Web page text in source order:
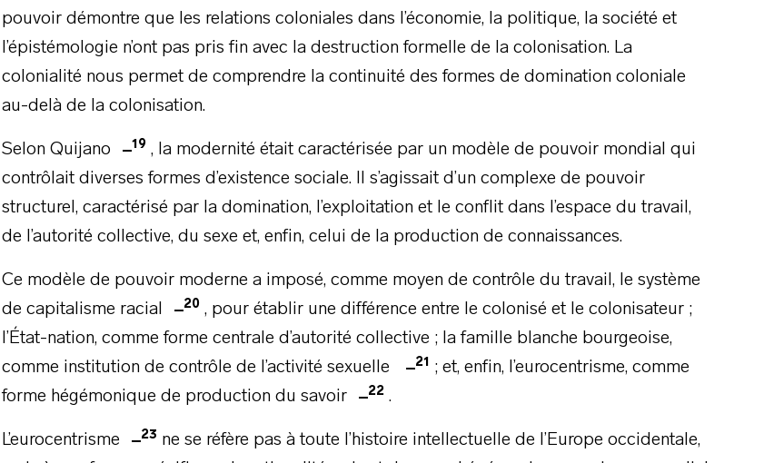
pouvoir démontre que les relations coloniales dans l’économie, la politique, la société et
l’épistémologie n’ont pas pris fin avec la destruction formelle de la colonisation. La
colonialité nous permet de comprendre la continuité des formes de domination coloniale
au-delà de la colonisation.
Selon Quijano 19 , la modernité était caractérisée par un modèle de pouvoir mondial qui
contrôlait diverses formes d’existence sociale. Il s’agissait d’un complexe de pouvoir
structurel, caractérisé par la domination, l’exploitation et le conflit dans l’espace du travail,
de l’autorité collective, du sexe et, enfin, celui de la production de connaissances.
Ce modèle de pouvoir moderne a imposé, comme moyen de contrôle du travail, le système
de capitalisme racial
20 , pour établir une différence entre le colonisé et le colonisateur ;
l’État-nation, comme forme centrale d’autorité collective ; la famille blanche bourgeoise,
comme institution de contrôle de l’activité sexuelle
21 ; et, enfin, l’eurocentrisme, comme
forme hégémonique de production du savoir
22 .
L’eurocentrisme 23 ne se réfère pas à toute l’histoire intellectuelle de l’Europe occidentale,